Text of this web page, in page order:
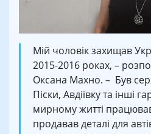
Мій чоловік захищав
2015-2016 роках, –
Оксана Махно. – Був
Піски, Авдіївку та інші
мирному житті
продавав деталі для